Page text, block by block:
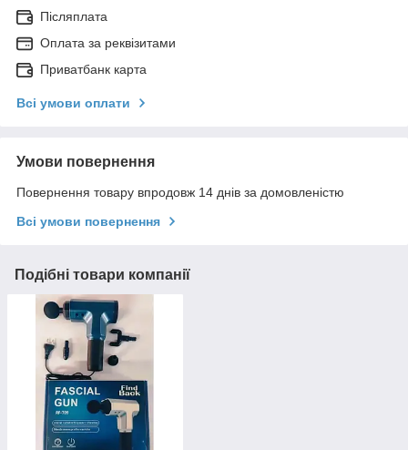
Післяплата
Оплата за реквізитами
Приватбанк карта
Всі умови оплати
Умови повернення
Повернення товару впродовж 14 днів за домовленістю
Всі умови повернення
Подібні товари компанії